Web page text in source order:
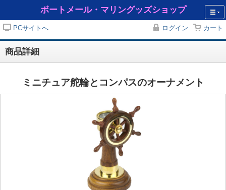
ボートメール・マリングッズショップ
PCサイトへ ログイン カート
商品詳細
ミニチュア舵輪とコンパスのオーナメント